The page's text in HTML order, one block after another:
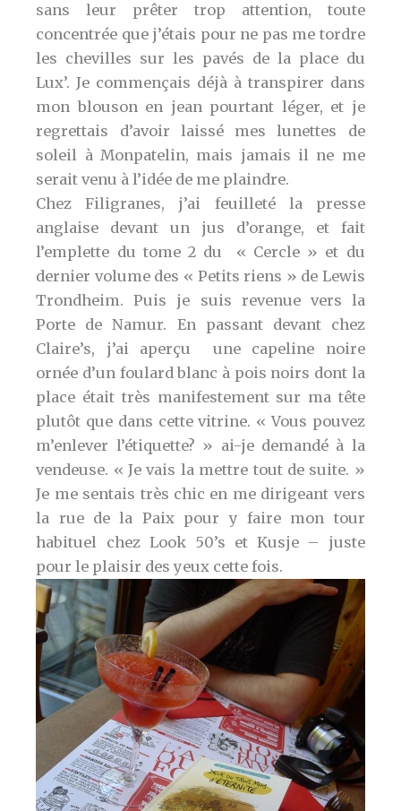
sans leur prêter trop attention, toute
concentrée que j’étais pour ne pas me tordre
les chevilles sur les pavés de la place du
Lux’. Je commençais déjà à transpirer dans
mon blouson en jean pourtant léger, et je
regrettais d’avoir laissé mes lunettes de
soleil à Monpatelin, mais jamais il ne me
serait venu à l’idée de me plaindre.
Chez Filigranes, j’ai feuilleté la presse
anglaise devant un jus d’orange, et fait
l’emplette du tome 2 du « Cercle » et du
dernier volume des « Petits riens » de Lewis
Trondheim. Puis je suis revenue vers la
Porte de Namur. En passant devant chez
Claire’s, j’ai aperçu une capeline noire
ornée d’un foulard blanc à pois noirs dont la
place était très manifestement sur ma tête
plutôt que dans cette vitrine. « Vous pouvez
m’enlever l’étiquette? » ai-je demandé à la
vendeuse. « Je vais la mettre tout de suite. »
Je me sentais très chic en me dirigeant vers
la rue de la Paix pour y faire mon tour
habituel chez Look 50’s et Kusje – juste
pour le plaisir des yeux cette fois.